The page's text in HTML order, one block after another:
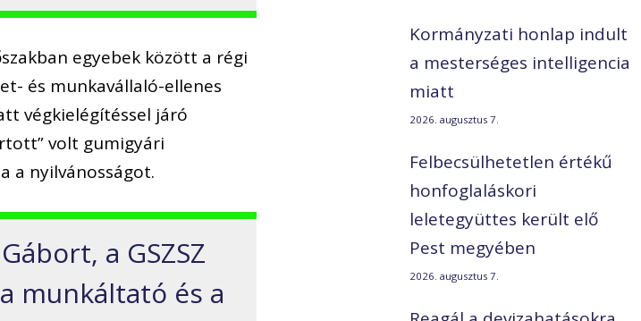
egyebek között a régi
és munkavállaló-ellenes
végkielégítéssel járó
volt gumigyári
a nyilvánosságot.
a GSZSZ
munkáltató és a
Kormányzati honlap indult
a mesterséges intelligencia
miatt
2026. augusztus 7.
Felbecsülhetetlen értékű
honfoglaláskori
leletegyüttes került elő
Pest megyében
2026. augusztus 7.